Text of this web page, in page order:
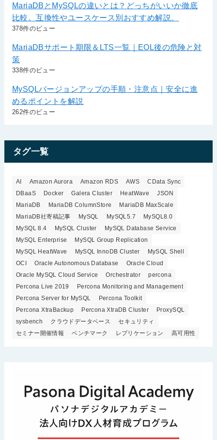
MariaDBとMySQLの違いとは？どっちがいいか徹底
比較。互換性やユースケース別おすすめ解説。
378件のビュー
MariaDBサポート期限＆LTS一覧｜EOL後の危険と対
策
338件のビュー
MySQLバージョンアップの手順・注意点｜安全に進
めるポイントを解説
262件のビュー
タグ一覧
AI Amazon Aurora Amazon RDS AWS
CData Sync
DBaaS
Docker Galera Cluster HeatWave
JSON
MariaDB
MariaDB ColumnStore
MariaDB MaxScale
MariaDB社寄稿記事
MySQL MySQL5.7
MySQL8.0
MySQL 8.4
MySQL Cluster
MySQL Database Service
MySQL Enterprise
MySQL Group Replication
MySQL HeatWave
MySQL InnoDB Cluster
MySQL Shell
OCI
Oracle Autonomous Database
Oracle Cloud
Oracle MySQL Cloud Service
Orchestrator
percona
Percona Live 2019
Percona Monitoring and Management
Percona Server for MySQL
Percona Toolkit
Percona XtraBackup
Percona XtraDB Cluster
ProxySQL
sysbench
クラウドデータベース
セキュリティ
セミナー開催情報
ベンチマーク レプリケーション 高可用性